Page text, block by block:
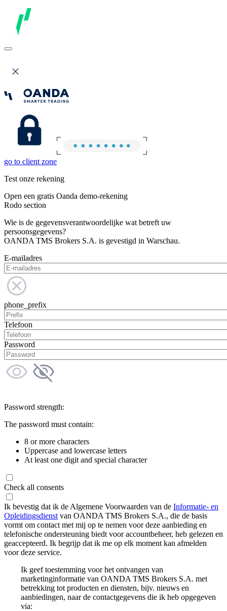
go to client zone
Test onze rekening
Open een gratis Oanda demo-rekening
Rodo section
Wie is de gegevensverantwoordelijke wat betreft uw
persoonsgegevens?
OANDA TMS Brokers S.A. is gevestigd in Warschau.
E-mailadres
phone_prefix
Telefoon
Password
Password strength:
The password must contain:
8 or more characters
Uppercase and lowercase letters
At least one digit and special character
Check all consents
Ik bevestig dat ik de Algemene Voorwaarden van de Informatie- en
Opleidingsdienst van OANDA TMS Brokers S.A., die de basis
vormt om contact met mij op te nemen voor deze aanbieding en
telefonische ondersteuning biedt voor accountbeheer, heb gelezen en
geaccepteerd. Ik begrijp dat ik me op elk moment kan afmelden
voor deze service.
Ik geef toestemming voor het ontvangen van
marketinginformatie van OANDA TMS Brokers S.A. met
betrekking tot producten en diensten, bijv. nieuws en
aanbiedingen, naar de contactgegevens die ik heb opgegeven
via: